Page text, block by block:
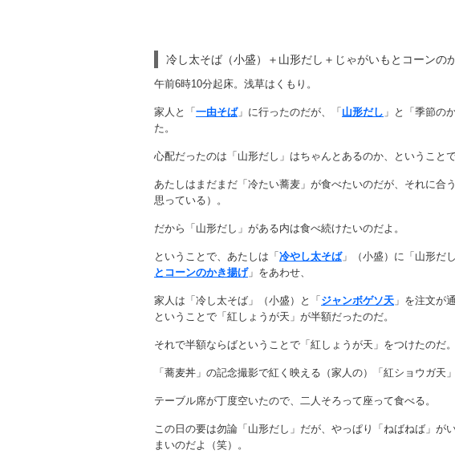
冷し太そば（小盛）＋山形だし＋じゃがいもとコーンの
午前6時10分起床。浅草はくもり。
家人と「 一由そば」に行ったのだが、「 山形だし 」と「季節の
た。
心配だったのは「山形だし」はちゃんとあるのか、ということで
あたしはまだまだ「冷たい蕎麦」が食べたいのだが、それに合
思っている）。
だから「山形だし」がある内は食べ続けたいのだよ。
ということで、あたしは「 冷やし太そば」（小盛）に「山形だ
とコーンのかき揚げ」をあわせ、
家人は「冷し太そば」（小盛）と「 ジャンボゲソ天 」を注文が
ということで「紅しょうが天」が半額だったのだ。
それで半額ならばということで「紅しょうが天」をつけたのだ
「蕎麦丼」の記念撮影で紅く映える（家人の）「紅ショウガ天
テーブル席が丁度空いたので、二人そろって座って食べる。
この日の要は勿論「山形だし」だが、やっぱり「ねばねば」が
まいのだよ（笑）。